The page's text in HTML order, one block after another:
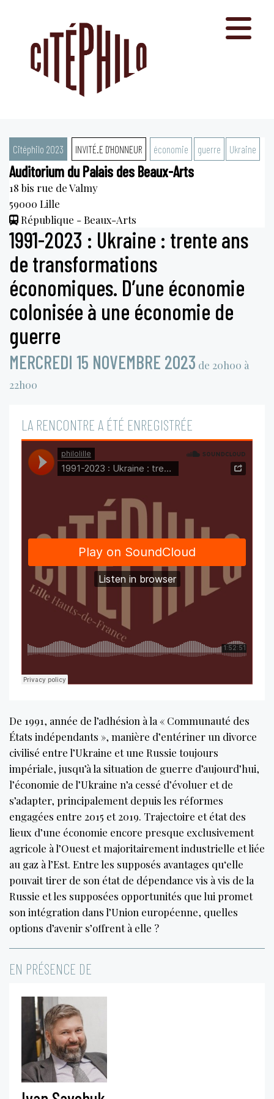
Citéphilo 2023 INVITÉ.E D'HONNEUR économie guerre Ukraine
Auditorium du Palais des Beaux-Arts
18 bis rue de Valmy
59000 Lille
République - Beaux-Arts
1991-2023 : Ukraine : trente ans
de transformations
économiques. D’une économie
colonisée à une économie de
guerre
MERCREDI 15 NOVEMBRE 2023 de 20h00 à
22h00
LA RENCONTRE A ÉTÉ ENREGISTRÉE
De 1991, année de l’adhésion à la « Communauté des
États indépendants », manière d’entériner un divorce
civilisé entre l’Ukraine et une Russie toujours
impériale, jusqu’à la situation de guerre d’aujourd’hui,
l’économie de l’Ukraine n’a cessé d’évoluer et de
s’adapter, principalement depuis les réformes
engagées entre 2015 et 2019. Trajectoire et état des
lieux d’une économie encore presque exclusivement
agricole à l’Ouest et majoritairement industrielle et liée
au gaz à l’Est. Entre les supposés avantages qu‘elle
pouvait tirer de son état de dépendance vis à vis de la
Russie et les supposées opportunités que lui promet
son intégration dans l’Union européenne, quelles
options d’avenir s’offrent à elle ?
EN PRÉSENCE DE